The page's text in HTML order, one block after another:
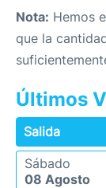
Nota: Hemos
que la
Últimos
Salida
Sábado
08 Agosto